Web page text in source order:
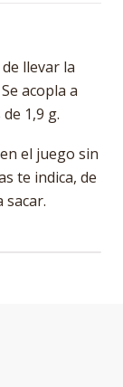
llevar la
acopla a
1,9 g.
el juego sin
te indica, de
sacar.